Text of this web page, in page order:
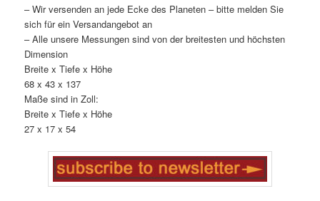
– Wir versenden an jede Ecke des Planeten – bitte melden Sie
sich für ein Versandangebot an
– Alle unsere Messungen sind von der breitesten und höchsten
Dimension
Breite x Tiefe x Höhe
68 x 43 x 137
Maße sind in Zoll:
Breite x Tiefe x Höhe
27 x 17 x 54